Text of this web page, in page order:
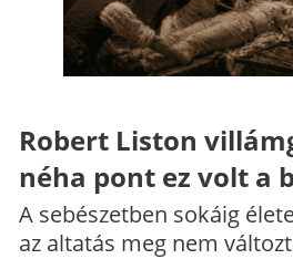
Robert Liston
néha pont ez volt a
A sebészetben sokáig
az altatás meg nem